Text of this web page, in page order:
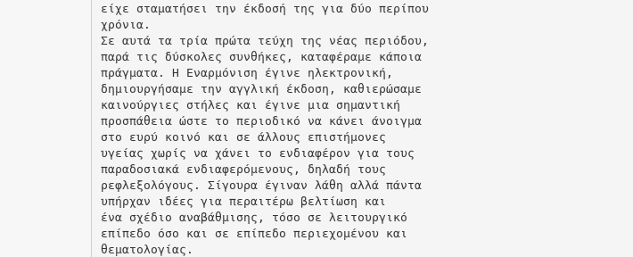
είχε σταματήσει την έκδοσή της για δύο περίπου
χρόνια.
Σε αυτά τα τρία πρώτα τεύχη της νέας περιόδου,
παρά τις δύσκολες συνθήκες, καταφέραμε κάποια
πράγματα. Η Εναρμόνιση έγινε ηλεκτρονική,
δημιουργήσαμε την αγγλική έκδοση, καθιερώσαμε
καινούργιες στήλες και έγινε μια σημαντική
προσπάθεια ώστε το περιοδικό να κάνει άνοιγμα
στο ευρύ κοινό και σε άλλους επιστήμονες
υγείας χωρίς να χάνει το ενδιαφέρον για τους
παραδοσιακά ενδιαφερόμενους, δηλαδή τους
ρεφλεξολόγους. Σίγουρα έγιναν λάθη αλλά πάντα
υπήρχαν ιδέες για περαιτέρω βελτίωση και
ένα σχέδιο αναβάθμισης, τόσο σε λειτουργικό
επίπεδο όσο και σε επίπεδο περιεχομένου και
θεματολογίας.